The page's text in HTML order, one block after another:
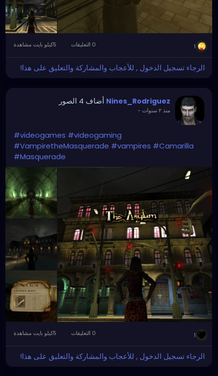
1
الرجاء تسجيل الدخول , للأعجاب والمشاركة والتعليق على هذا!
Nines_Rodriguez أضاف 4 الصور
منذ ٢ سنوات -
#videogames #videogaming
#VampiretheMasquerade #vampires #Camarilla
#Masquerade
1
الرجاء تسجيل الدخول , للأعجاب والمشاركة والتعليق على هذا!